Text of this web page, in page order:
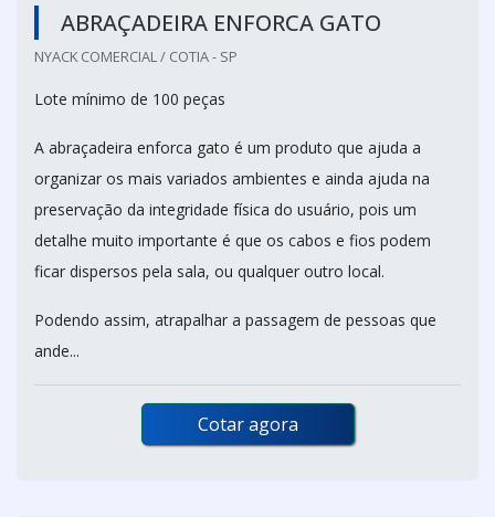
ABRAÇADEIRA ENFORCA GATO
NYACK COMERCIAL / COTIA - SP
Lote mínimo de 100 peças
A abraçadeira enforca gato é um produto que ajuda a
organizar os mais variados ambientes e ainda ajuda na
preservação da integridade física do usuário, pois um
detalhe muito importante é que os cabos e fios podem
ficar dispersos pela sala, ou qualquer outro local.
Podendo assim, atrapalhar a passagem de pessoas que
ande...
Cotar agora